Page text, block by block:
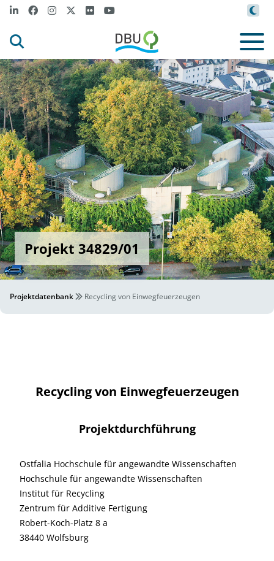
Projekt 34829/01
Projektdatenbank Recycling von Einwegfeuerzeugen
Recycling von Einwegfeuerzeugen
Projektdurchführung
Ostfalia Hochschule für angewandte Wissenschaften
Hochschule für angewandte Wissenschaften
Institut für Recycling
Zentrum für Additive Fertigung
Robert-Koch-Platz 8 a
38440 Wolfsburg